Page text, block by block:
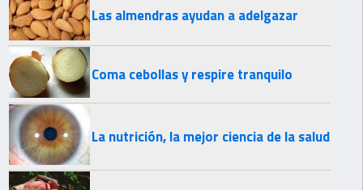
Las almendras ayudan a adelgazar
Coma cebollas y respire tranquilo
La nutrición, la mejor ciencia de la salud